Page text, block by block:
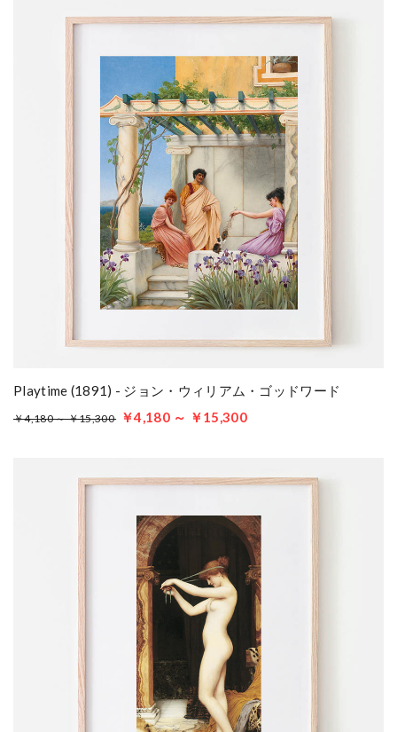
Playtime (1891) - ジョン・ウィリアム・ゴッドワード
￥4,180 ～ ￥15,300 ￥4,180 ～ ￥15,300